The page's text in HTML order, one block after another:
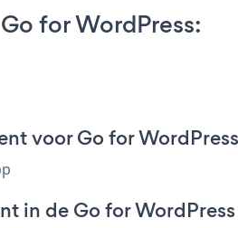
for WordPress:
voor Go for WordPress
in de Go for